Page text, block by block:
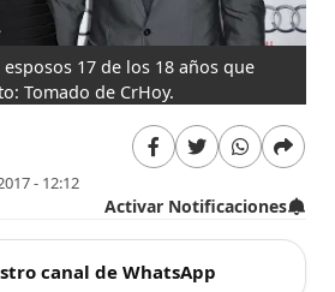
17 de los 18 años que
Tomado de CrHoy.
- 12:12
Activar Notificaciones
canal de WhatsApp